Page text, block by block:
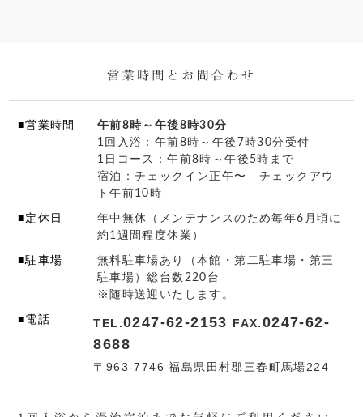
■営業時間
午前8時～午後8時30分
1回入浴：午前8時～午後7時30分受付
1日コース：午前8時～午後5時まで
宿泊：チェックイン正午〜 チェックアウ
ト午前10時
■定休日
年中無休（メンテナンスのため毎年6月頃に
約1週間程度休業）
■駐車場
無料駐車場あり（本館・第二駐車場・第三
駐車場）総台数220台
※随時送迎いたします。
■電話 TEL.0247-62-2153 FAX.0247-62-
8688
〒963-7746 福島県田村郡三春町馬場224